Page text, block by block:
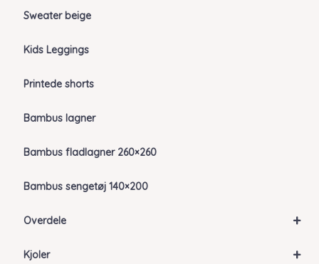
Sweater beige
Kids Leggings
Printede shorts
Bambus lagner
Bambus fladlagner 260×260
Bambus sengetøj 140×200
+
Overdele
+
Kjoler